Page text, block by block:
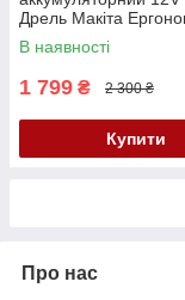
Дрель Макіта
потужний
шурупокрут
В наявності
1 799 ₴ 2 300 ₴
Купити
Про нас